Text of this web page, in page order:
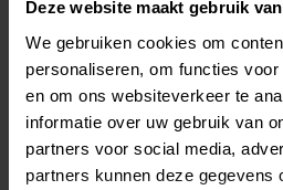
Deze website maakt gebruik
We gebruiken cookies om
personaliseren, om functies
en om ons websiteverkeer te
informatie over uw gebruik van
partners voor social media,
partners kunnen deze gegevens
Babolat Technical
Viper 3.0 Padelracket
€369,99 €259,99